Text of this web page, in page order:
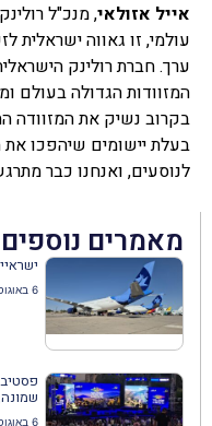
אייל אזולאי, מנכ"ל
עולמי, זו גאווה ישראלית
ערך. חברת רולינק
המזוודות הגדולה בעולם
בקרוב נשיק את המזוודה
בעלת יישומים שיהפכו את
לנוסעים, ואנחנו כבר
מאמרים נוספים
ישראייר
6 באוגוסט 2026
6 באוגוסט 2026